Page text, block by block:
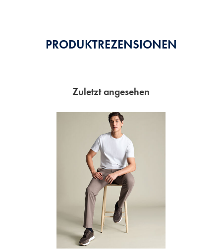
PRODUKTREZENSIONEN
Zuletzt angesehen